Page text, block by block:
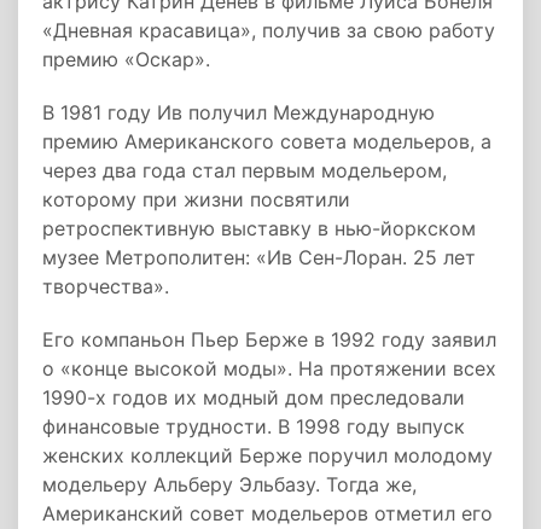
«Дневная красавица», получив за свою работу
премию «Оскар».
В 1981 году Ив получил Международную
премию Американского совета модельеров, а
через два года стал первым модельером,
которому при жизни посвятили
ретроспективную выставку в нью-йоркском
музее Метрополитен: «Ив Сен-Лоран. 25 лет
творчества».
Его компаньон Пьер Берже в 1992 году заявил
о «конце высокой моды». На протяжении всех
1990-х годов их модный дом преследовали
финансовые трудности. В 1998 году выпуск
женских коллекций Берже поручил молодому
модельеру Альберу Эльбазу. Тогда же,
Американский совет модельеров отметил его